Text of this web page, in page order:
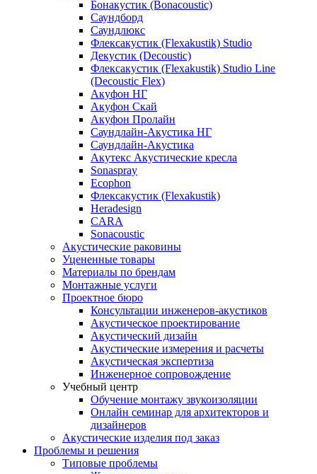
Бонакустик (Bonacoustic)
Саундборд
Саундлюкс
Флексакустик (Flexakustik) Studio
Декустик (Decoustic)
Флексакустик (Flexakustik) Studio Line
(Decoustic Flex)
Акуфон НГ
Акуфон Скай
Акуфон Пролайн
Саундлайн-Акустика НГ
Саундлайн-Акустика
Акутекс Акустические кресла
Sonaspray
Ecophon
Флексакустик (Flexakustik)
Heradesign
CARA
Sonacoustic
Акустические раковины
Уцененные товары
Материалы по брендам
Монтажные услуги
Проектное бюро
Консультации инженеров-акустиков
Акустическое проектирование
Акустический дизайн
Акустические измерения и расчеты
Акустическая экспертиза
Инженерное сопровождение
Учебный центр
Обучение монтажу звукоизоляции
Онлайн семинар для архитекторов и
дизайнеров
Акустические изделия под заказ
Проблемы и решения
Типовые проблемы